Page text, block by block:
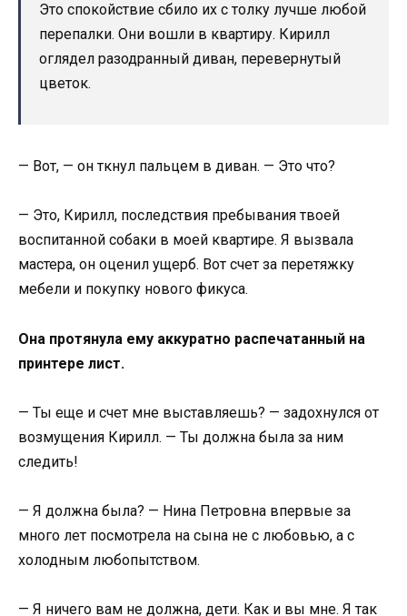
Это спокойствие сбило их с толку лучше любой
перепалки. Они вошли в квартиру. Кирилл
оглядел разодранный диван, перевернутый
цветок.
— Вот, — он ткнул пальцем в диван. — Это что?
— Это, Кирилл, последствия пребывания твоей
воспитанной собаки в моей квартире. Я вызвала
мастера, он оценил ущерб. Вот счет за перетяжку
мебели и покупку нового фикуса.
Она протянула ему аккуратно распечатанный на
принтере лист.
— Ты еще и счет мне выставляешь? — задохнулся от
возмущения Кирилл. — Ты должна была за ним
следить!
— Я должна была? — Нина Петровна впервые за
много лет посмотрела на сына не с любовью, а с
холодным любопытством.
— Я ничего вам не должна, дети. Как и вы мне. Я так